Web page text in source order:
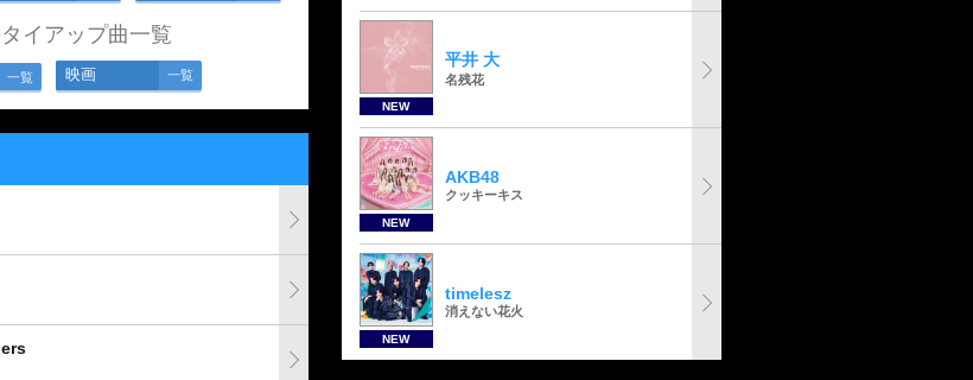
イアップ曲一覧
一覧 映画 一覧
NEW
平井 大
名残花
NEW
AKB48
クッキーキス
NEW
timelesz
消えない花火